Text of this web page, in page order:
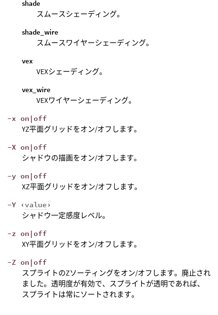
shade
スムースシェーディング。
shade_wire
スムースワイヤーシェーディング。
vex
VEXシェーディング。
vex_wire
VEXワイヤーシェーディング。
-x on|off
YZ平面グリッドをオン/オフします。
-X on|off
シャドウの描画をオン/オフします。
-y on|off
XZ平面グリッドをオン/オフします。
-Y ‹value ›
シャドウ一定感度レベル。
-z on|off
XY平面グリッドをオン/オフします。
-Z on|off
スプライトのZソーティングをオン/オフします。廃止され
ました。透明度が有効で、スプライトが透明であれば、
スプライトは常にソートされます。